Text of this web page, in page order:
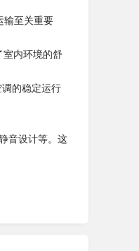
输至关重要‌
室内环境的舒
的稳定运行
音设计等。这